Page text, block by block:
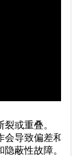
或重叠。
导致偏差和低
蔽性故障。